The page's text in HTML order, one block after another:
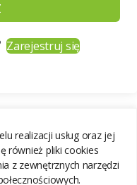
realizacji usług oraz jej
również pliki cookies
z zewnętrznych narzędzi
Zarejestruj się